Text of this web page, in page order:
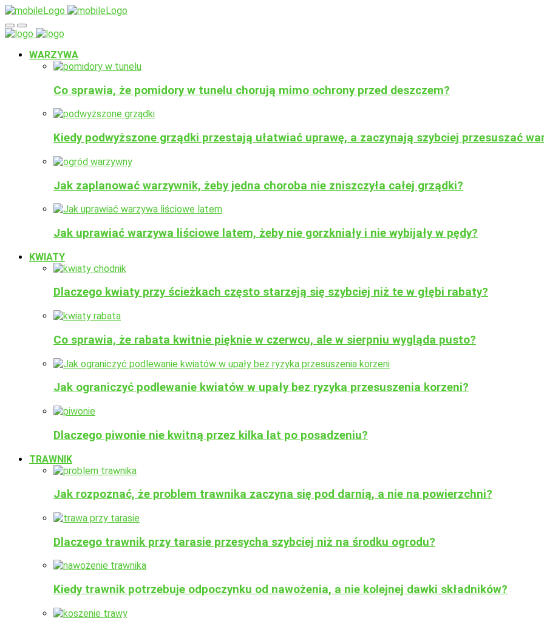
WARZYWA
Co sprawia, że pomidory w tunelu chorują mimo ochrony przed deszczem?
Kiedy podwyższone grządki przestają ułatwiać uprawę, a zaczynają szybciej przesuszać
Jak zaplanować warzywnik, żeby jedna choroba nie zniszczyła całej grządki?
Jak uprawiać warzywa liściowe latem, żeby nie gorzkniały i nie wybijały w pędy?
KWIATY
Dlaczego kwiaty przy ścieżkach często starzeją się szybciej niż te w głębi rabaty?
Co sprawia, że rabata kwitnie pięknie w czerwcu, ale w sierpniu wygląda pusto?
Jak ograniczyć podlewanie kwiatów w upały bez ryzyka przesuszenia korzeni?
Dlaczego piwonie nie kwitną przez kilka lat po posadzeniu?
TRAWNIK
Jak rozpoznać, że problem trawnika zaczyna się pod darnią, a nie na powierzchni?
Dlaczego trawnik przy tarasie przesycha szybciej niż na środku ogrodu?
Kiedy trawnik potrzebuje odpoczynku od nawożenia, a nie kolejnej dawki składników?